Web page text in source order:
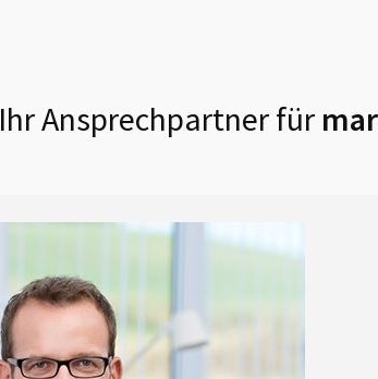
Ihr Ansprechpartner für